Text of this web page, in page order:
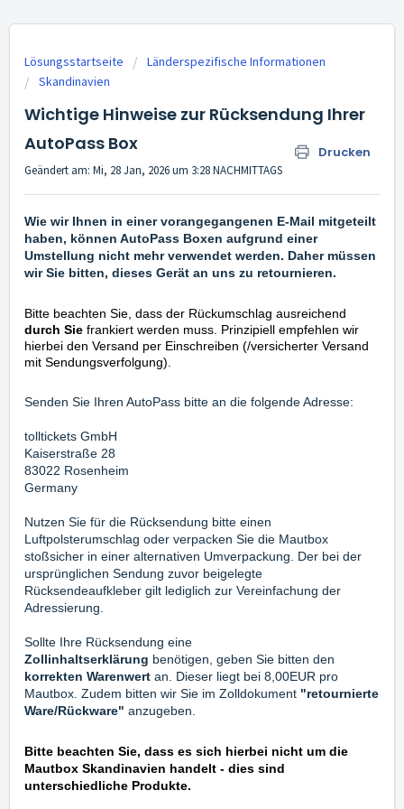
Lösungsstartseite
Länderspezifische Informationen
Skandinavien
Wichtige Hinweise zur Rücksendung Ihrer
AutoPass Box
Drucken
Geändert am: Mi, 28 Jan, 2026 um 3:28 NACHMITTAGS
Wie wir Ihnen in einer vorangegangenen E-Mail mitgeteilt
haben, können AutoPass Boxen aufgrund einer
Umstellung nicht mehr verwendet werden. Daher müssen
wir Sie bitten, dieses Gerät an uns zu retournieren.
Bitte beachten Sie, dass der Rückumschlag ausreichend
durch Sie frankiert werden muss. Prinzipiell empfehlen wir
hierbei den Versand per Einschreiben (/versicherter Versand
mit Sendungsverfolgung).
Senden Sie Ihren AutoPass bitte an die folgende Adresse:
tolltickets GmbH
Kaiserstraße 28
83022 Rosenheim
Germany
Nutzen Sie für die Rücksendung bitte einen
Luftpolsterumschlag oder verpacken Sie die Mautbox
stoßsicher in einer alternativen Umverpackung. Der bei der
ursprünglichen Sendung zuvor beigelegte
Rücksendeaufkleber gilt lediglich zur Vereinfachung der
Adressierung.
Sollte Ihre Rücksendung eine
Zollinhaltserklärung benötigen, geben Sie bitten den
korrekten Warenwert an. Dieser liegt bei 8,00EUR pro
Mautbox. Zudem bitten wir Sie im Zolldokument "retournierte
Ware/Rückware" anzugeben.
Bitte beachten Sie, dass es sich hierbei nicht um die
Mautbox Skandinavien handelt - dies sind
unterschiedliche Produkte.